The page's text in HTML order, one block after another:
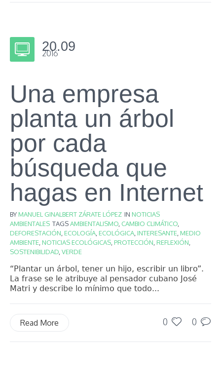
20.09
2016
Una empresa
planta un árbol
por cada
búsqueda que
hagas en Internet
BYMANUEL GINALBERT ZÁRATE LÓPEZ IN NOTICIAS
AMBIENTALES TAGSAMBIENTALISMO CAMBIO CLIMÁTICO
DEFORESTACIÓN ECOLOGÍA ECOLÓGICA INTERESANTE MEDIO
AMBIENTE NOTICIAS ECOLÓGICAS PROTECCIÓN REFLEXIÓN
SOSTENIBILIDAD VERDE
“Plantar un árbol, tener un hijo, escribir un libro”.
La frase se le atribuye al pensador cubano José
Matri y describe lo mínimo que todo...
0 0
Read More